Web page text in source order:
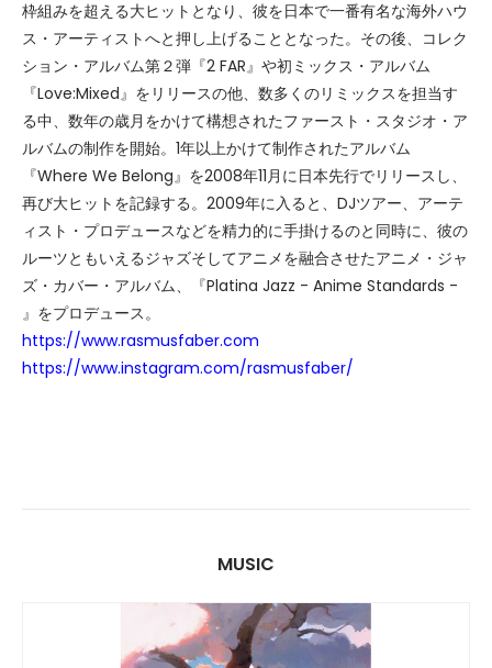
枠組みを超える大ヒットとなり、彼を日本で一番有名な海外ハウ
ス・アーティストへと押し上げることとなった。その後、コレク
ション・アルバム第２弾『2 FAR』や初ミックス・アルバム
『Love:Mixed』をリリースの他、数多くのリミックスを担当す
る中、数年の歳月をかけて構想されたファースト・スタジオ・ア
ルバムの制作を開始。1年以上かけて制作されたアルバム
『Where We Belong』を2008年11月に日本先行でリリースし、
再び大ヒットを記録する。2009年に入ると、DJツアー、アーテ
ィスト・プロデュースなどを精力的に手掛けるのと同時に、彼の
ルーツともいえるジャズそしてアニメを融合させたアニメ・ジャ
ズ・カバー・アルバム、『Platina Jazz - Anime Standards -
』をプロデュース。
https://www.rasmusfaber.com
https://www.instagram.com/rasmusfaber/
MUSIC